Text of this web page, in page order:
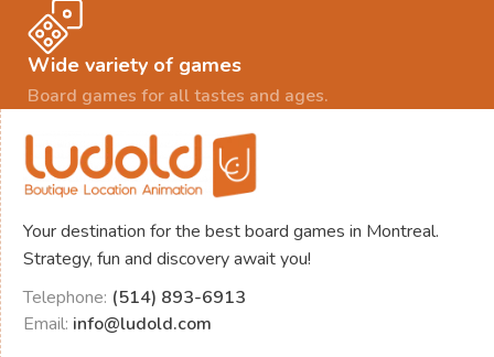
Wide variety of games
Board games for all tastes and ages.
Your destination for the best board games in Montreal.
Strategy, fun and discovery await you!
Telephone: (514) 893-6913
Email: info@ludold.com